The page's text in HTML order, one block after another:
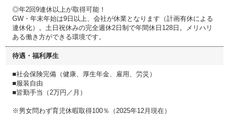
◎年2回9連休以上が取得可能！
GW・年末年始は9日以上、会社が休業となります（計画有休による
連休化）。土日祝休みの完全週休2日制で年間休日128日。メリハリ
ある働き方ができる環境です。
待遇・福利厚生
■社会保険完備（健康、厚生年金、雇用、労災）
■服装自由
■皆勤手当（2万円／月）
※男女問わず育児休暇取得100％（2025年12月現在）